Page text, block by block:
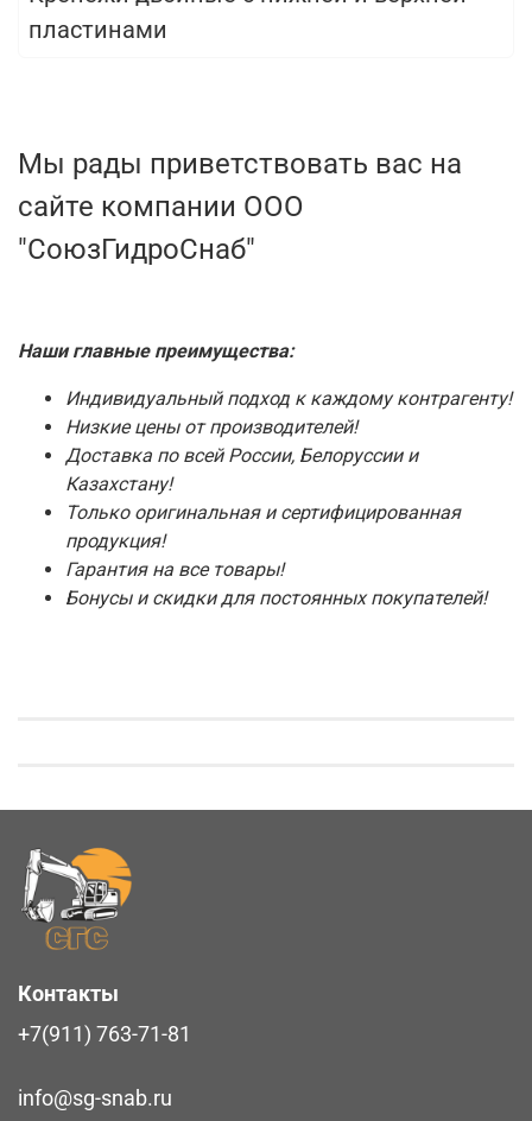
пластинами
Мы рады приветствовать вас на
сайте компании ООО
"СоюзГидроСнаб"
Наши главные преимущества:
Индивидуальный подход к каждому контрагенту!
Низкие цены от производителей!
Доставка по всей России, Белоруссии и
Казахстану!
Только оригинальная и сертифицированная
продукция!
Гарантия на все товары!
Бонусы и скидки для постоянных покупателей!
Контакты
+7(911) 763-71-81
info@sg-snab.ru